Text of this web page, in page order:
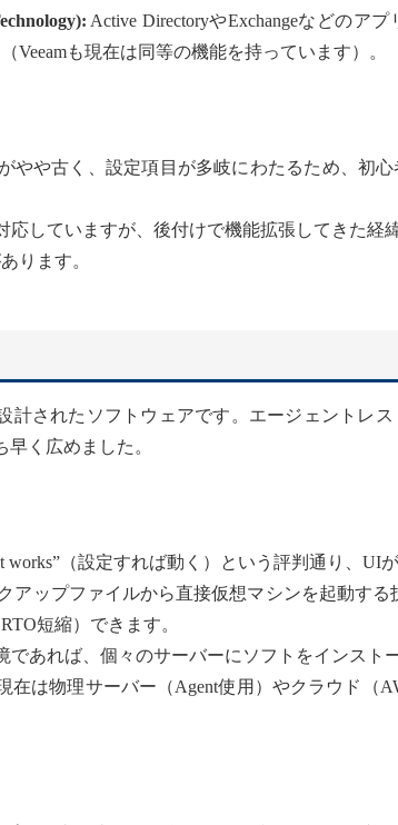
Active DirectoryやExchangeなどのア
Veeamも現在は同等の機能を持っています）。
やや古く、設定項目が多岐にわたるため、初
応していますが、後付けで機能拡張してきた経
ります。
計されたソフトウェアです。エージェントレ
く広めました。
works”（設定すれば動く）という評判通り、UI
アップファイルから直接仮想マシンを起動す
短縮）できます。
であれば、個々のサーバーにソフトをインスト
在は物理サーバー（Agent使用）やクラウド（